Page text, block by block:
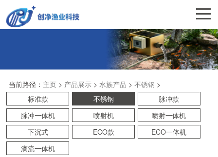
当前路径： 主页> 产品展示> 水族产品 > 不锈钢 >
标准款
不锈钢
脉冲款
脉冲一体机
喷射机
喷射一体机
下沉式
ECO款
ECO一体机
滴流一体机